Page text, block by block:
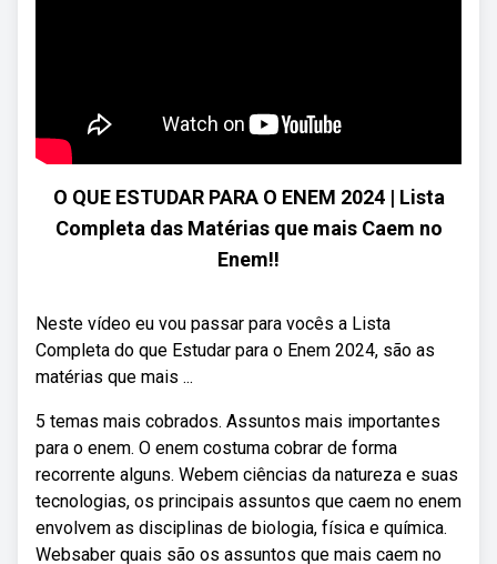
O QUE ESTUDAR PARA O ENEM 2024 | Lista
Completa das Matérias que mais Caem no
Enem‼️
Neste vídeo eu vou passar para vocês a Lista
Completa do que Estudar para o Enem 2024, são as
matérias que mais ...
5 temas mais cobrados. Assuntos mais importantes
para o enem. O enem costuma cobrar de forma
recorrente alguns. Webem ciências da natureza e suas
tecnologias, os principais assuntos que caem no enem
envolvem as disciplinas de biologia, física e química.
Websaber quais são os assuntos que mais caem no